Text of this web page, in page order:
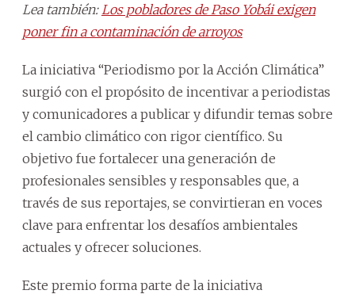
Lea también: Los pobladores de Paso Yobái exigen
poner fin a contaminación de arroyos
La iniciativa “Periodismo por la Acción Climática”
surgió con el propósito de incentivar a periodistas
y comunicadores a publicar y difundir temas sobre
el cambio climático con rigor científico. Su
objetivo fue fortalecer una generación de
profesionales sensibles y responsables que, a
través de sus reportajes, se convirtieran en voces
clave para enfrentar los desafíos ambientales
actuales y ofrecer soluciones.
Este premio forma parte de la iniciativa